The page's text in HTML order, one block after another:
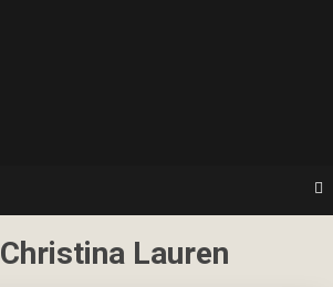
Christina Lauren